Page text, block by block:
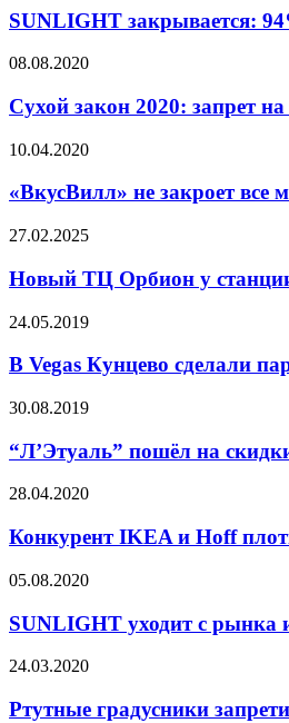
SUNLIGHT закрывается:
08.08.2020
Сухой закон 2020: запрет
10.04.2020
«ВкусВилл» не закроет все
27.02.2025
Новый ТЦ Орбион у
24.05.2019
В Vegas Кунцево сделали
30.08.2019
“Л’Этуаль” пошёл на
28.04.2020
Конкурент IKEA и Hoff
05.08.2020
SUNLIGHT уходит с рынка
24.03.2020
Ртутные градусники